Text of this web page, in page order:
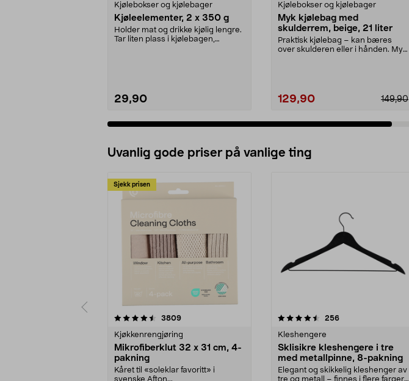
Kjølebokser og kjølebager
Kjøleelementer, 2 x 350 g
Holder mat og drikke kjølig lengre.
Tar liten plass i kjølebagen,
29,90
Kjølebokser og kjølebager
Myk kjølebag med
skulderrem, beige, 21 liter
Praktisk kjølebag – kan bæres
over skulderen eller i hånden. Myk
129,90 149,90
Uvanlig gode priser på vanlige ting
Sjekk prisen
3809anmeldelser
Kjøkkenrengjøring
Mikrofiberklut 32 x 31 cm, 4-
pakning
Kåret til «soleklar favoritt» i
svenske Afton...
4.5av 5 stjerner 256anmeldelser
Kleshengere
Sklisikre kleshengere i tre
med metallpinne, 8-pakning
Elegant og skikkelig kleshenger av
tre og metall – finnes i flere farger.
4.5av 5 stjerner